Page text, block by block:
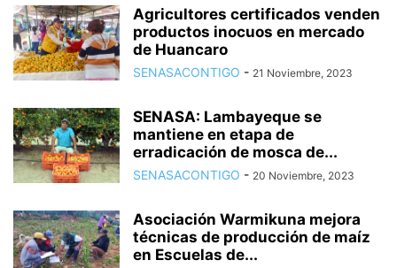
Agricultores certificados venden
productos inocuos en mercado
de Huancaro
SENASACONTIGO - 21 Noviembre, 2023
SENASA: Lambayeque se
mantiene en etapa de
erradicación de mosca de...
SENASACONTIGO - 20 Noviembre, 2023
Asociación Warmikuna mejora
técnicas de producción de maíz
en Escuelas de...